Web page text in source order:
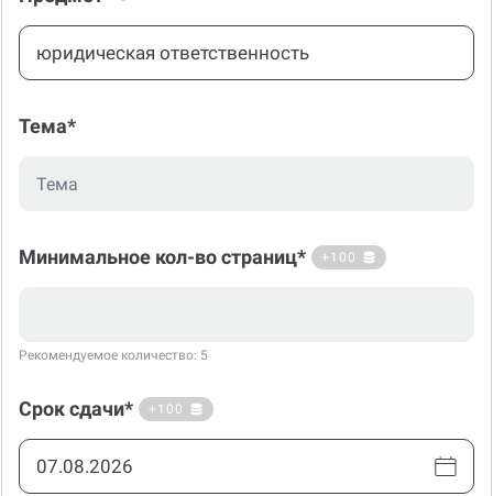
Тема*
Минимальное кол-во страниц* +100
Рекомендуемое количество: 5
Срок сдачи* +100